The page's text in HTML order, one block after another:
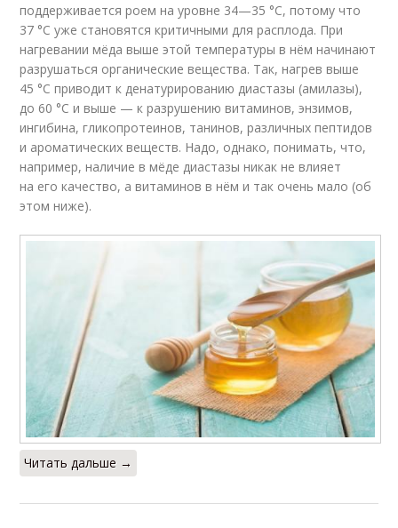
поддерживается роем на уровне 34—35 °C, потому что
37 °C уже становятся критичными для расплода. При
нагревании мёда выше этой температуры в нём начинают
разрушаться органические вещества. Так, нагрев выше
45 °C приводит к денатурированию диастазы (амилазы),
до 60 °C и выше — к разрушению витаминов, энзимов,
ингибина, гликопротеинов, танинов, различных пептидов
и ароматических веществ. Надо, однако, понимать, что,
например, наличие в мёде диастазы никак не влияет
на его качество, а витаминов в нём и так очень мало (об
этом ниже).
Читать дальше →